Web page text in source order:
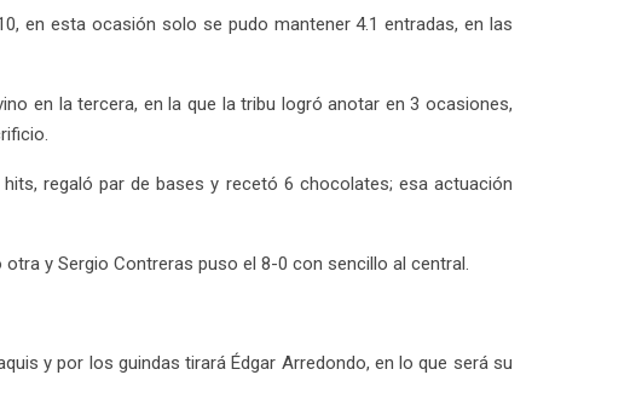
en esta ocasión solo se pudo mantener 4.1 entradas, en las
en la tercera, en la que la tribu logró anotar en 3 ocasiones,
regaló par de bases y recetó 6 chocolates; esa actuación
y Sergio Contreras puso el 8-0 con sencillo al central.
y por los guindas tirará Édgar Arredondo, en lo que será su